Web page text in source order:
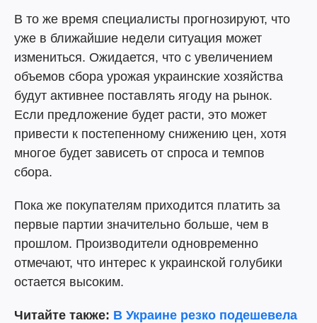
В то же время специалисты прогнозируют, что
уже в ближайшие недели ситуация может
измениться. Ожидается, что с увеличением
объемов сбора урожая украинские хозяйства
будут активнее поставлять ягоду на рынок.
Если предложение будет расти, это может
привести к постепенному снижению цен, хотя
многое будет зависеть от спроса и темпов
сбора.
Пока же покупателям приходится платить за
первые партии значительно больше, чем в
прошлом. Производители одновременно
отмечают, что интерес к украинской голубики
остается высоким.
Читайте также: В Украине резко подешевела